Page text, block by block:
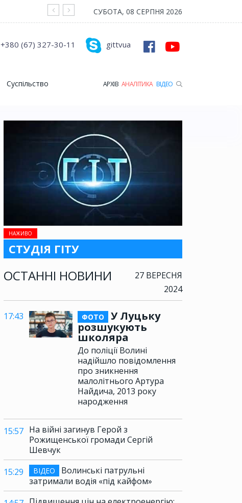
На війні загинув Герой з Рожищенської
СУБОТА, 08 СЕРПНЯ 2026
gittvua
+380 (67) 327-30-11
Суспільство АРХІВ АНАЛІТИКА ВІДЕО
НАЖИВО
СТУДІЯ ГІТУ
ОСТАННІ НОВИНИ
27 ВЕРЕСНЯ
2024
17:43 ФОТО
У Луцьку
розшукують
школяра
До поліції Волині
надійшло повідомлення
про зникнення
малолітнього Артура
Найдича, 2013 року
народження
15:57 На війні загинув Герой з
Рожищенської громади Сергій
Шевчук
15:29
ВІДЕО
Волинські патрульні
затримали водія «під кайфом»